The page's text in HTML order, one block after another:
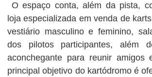
O espaço conta, além da pista,
loja especializada em venda de
vestiário masculino e feminino,
dos pilotos participantes, além
aconchegante para reunir amigos
principal objetivo do kartódromo é